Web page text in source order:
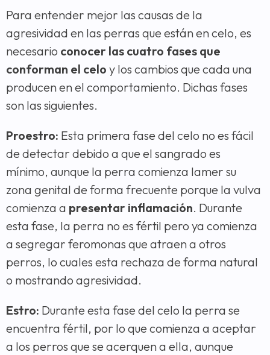
Para entender mejor las causas de la
agresividad en las perras que están en celo, es
necesario conocer las cuatro fases que
conforman el celo y los cambios que cada una
producen en el comportamiento. Dichas fases
son las siguientes.
Proestro: Esta primera fase del celo no es fácil
de detectar debido a que el sangrado es
mínimo, aunque la perra comienza lamer su
zona genital de forma frecuente porque la vulva
comienza a presentar inflamación. Durante
esta fase, la perra no es fértil pero ya comienza
a segregar feromonas que atraen a otros
perros, lo cuales esta rechaza de forma natural
o mostrando agresividad.
Estro: Durante esta fase del celo la perra se
encuentra fértil, por lo que comienza a aceptar
a los perros que se acerquen a ella, aunque